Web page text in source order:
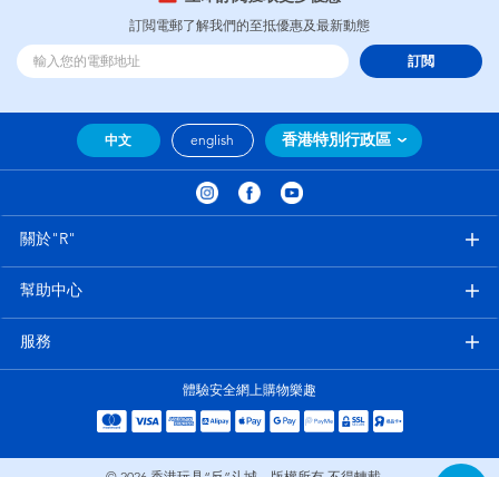
訂閲電郵了解我們的至抵優惠及最新動態
訂閲
中文 english 香港特別行政區
關於"R"
幫助中心
服務
體驗安全網上購物樂趣